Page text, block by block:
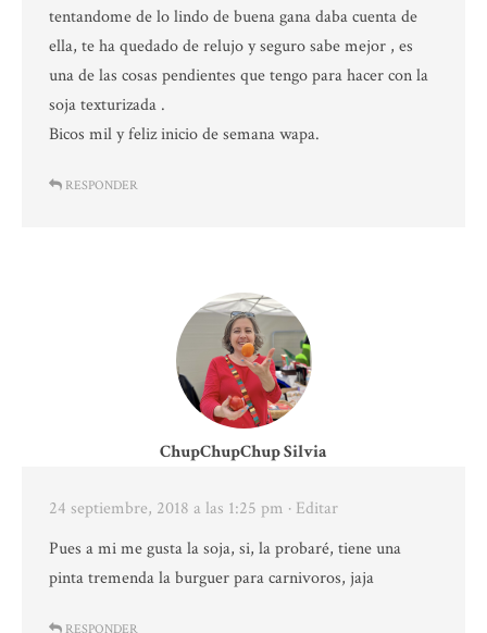
tentandome de lo lindo de buena gana daba cuenta de
ella, te ha quedado de relujo y seguro sabe mejor , es
una de las cosas pendientes que tengo para hacer con la
soja texturizada .
Bicos mil y feliz inicio de semana wapa.
RESPONDER
ChupChupChup Silvia
24 septiembre, 2018 a las 1:25 pm · Editar
Pues a mi me gusta la soja, si, la probaré, tiene una
pinta tremenda la burguer para carnivoros, jaja
RESPONDER